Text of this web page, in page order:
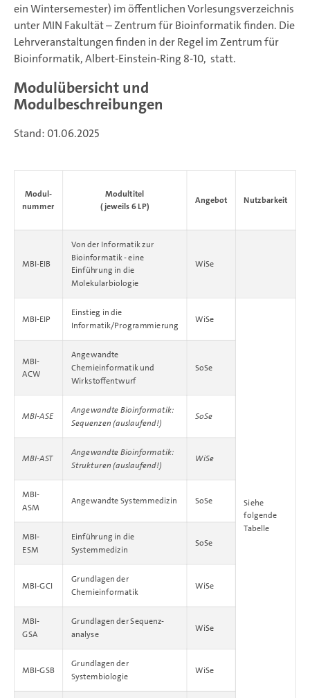
ein Wintersemester) im öffentlichen Vorlesungsverzeichnis
unter MIN Fakultät – Zentrum für Bioinformatik finden. Die
Lehrveranstaltungen finden in der Regel im Zentrum für
Bioinformatik, Albert-Einstein-Ring 8-10, statt.
Modulübersicht und
Modulbeschreibungen
Stand: 01.06.2025
Modul-
nummer
Modultitel
(jeweils 6 LP)
Angebot Nutzbarkeit
MBI-EIB
Von der Informatik zur
Bioinformatik - eine
Einführung in die
Molekularbiologie
WiSe
MBI-EIP
Einstieg in die
Informatik/Programmierung
WiSe
Siehe
folgende
Tabelle
MBI-
ACW
Angewandte
Chemieinformatik und
Wirkstoffentwurf
SoSe
MBI-ASE
Angewandte Bioinformatik:
Sequenzen (auslaufend!)
SoSe
MBI-AST
Angewandte Bioinformatik:
Strukturen (auslaufend!)
WiSe
MBI-
ASM
Angewandte Systemmedizin SoSe
MBI-
ESM
Einführung in die
Systemmedizin
SoSe
MBI-GCI
Grundlagen der
Chemieinformatik
WiSe
MBI-
GSA
Grundlagen der Sequenz­
analyse
WiSe
MBI-GSB
Grundlagen der
Systembiologie
WiSe